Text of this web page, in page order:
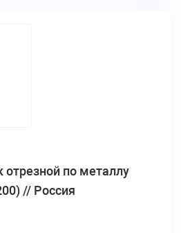
по металлу
// Россия